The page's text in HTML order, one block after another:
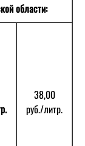
области:
38,00
руб./литр.